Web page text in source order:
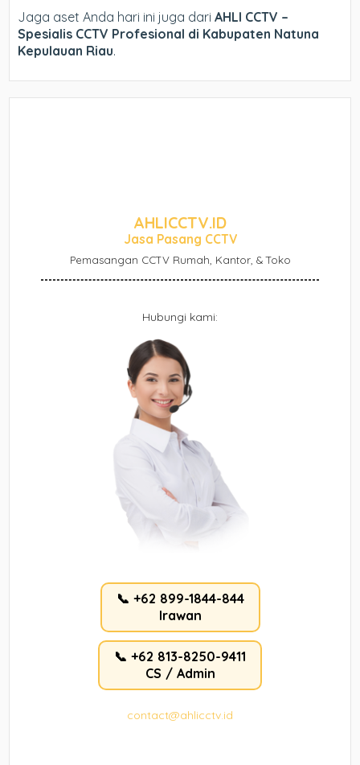
Jaga aset Anda hari ini juga dariAHLI CCTV –
Spesialis CCTV Profesional di Kabupaten Natuna
Kepulauan Riau.
AHLICCTV.ID
Jasa Pasang CCTV
Pemasangan CCTV Rumah, Kantor, & Toko
Hubungi kami:
📞 +62 899-1844-844
Irawan
📞 +62 813-8250-9411
CS / Admin
contact@ahlicctv.id